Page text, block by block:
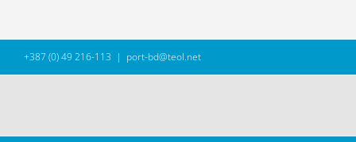
+387 (0) 49 216-113 | port-bd@teol.net
for: